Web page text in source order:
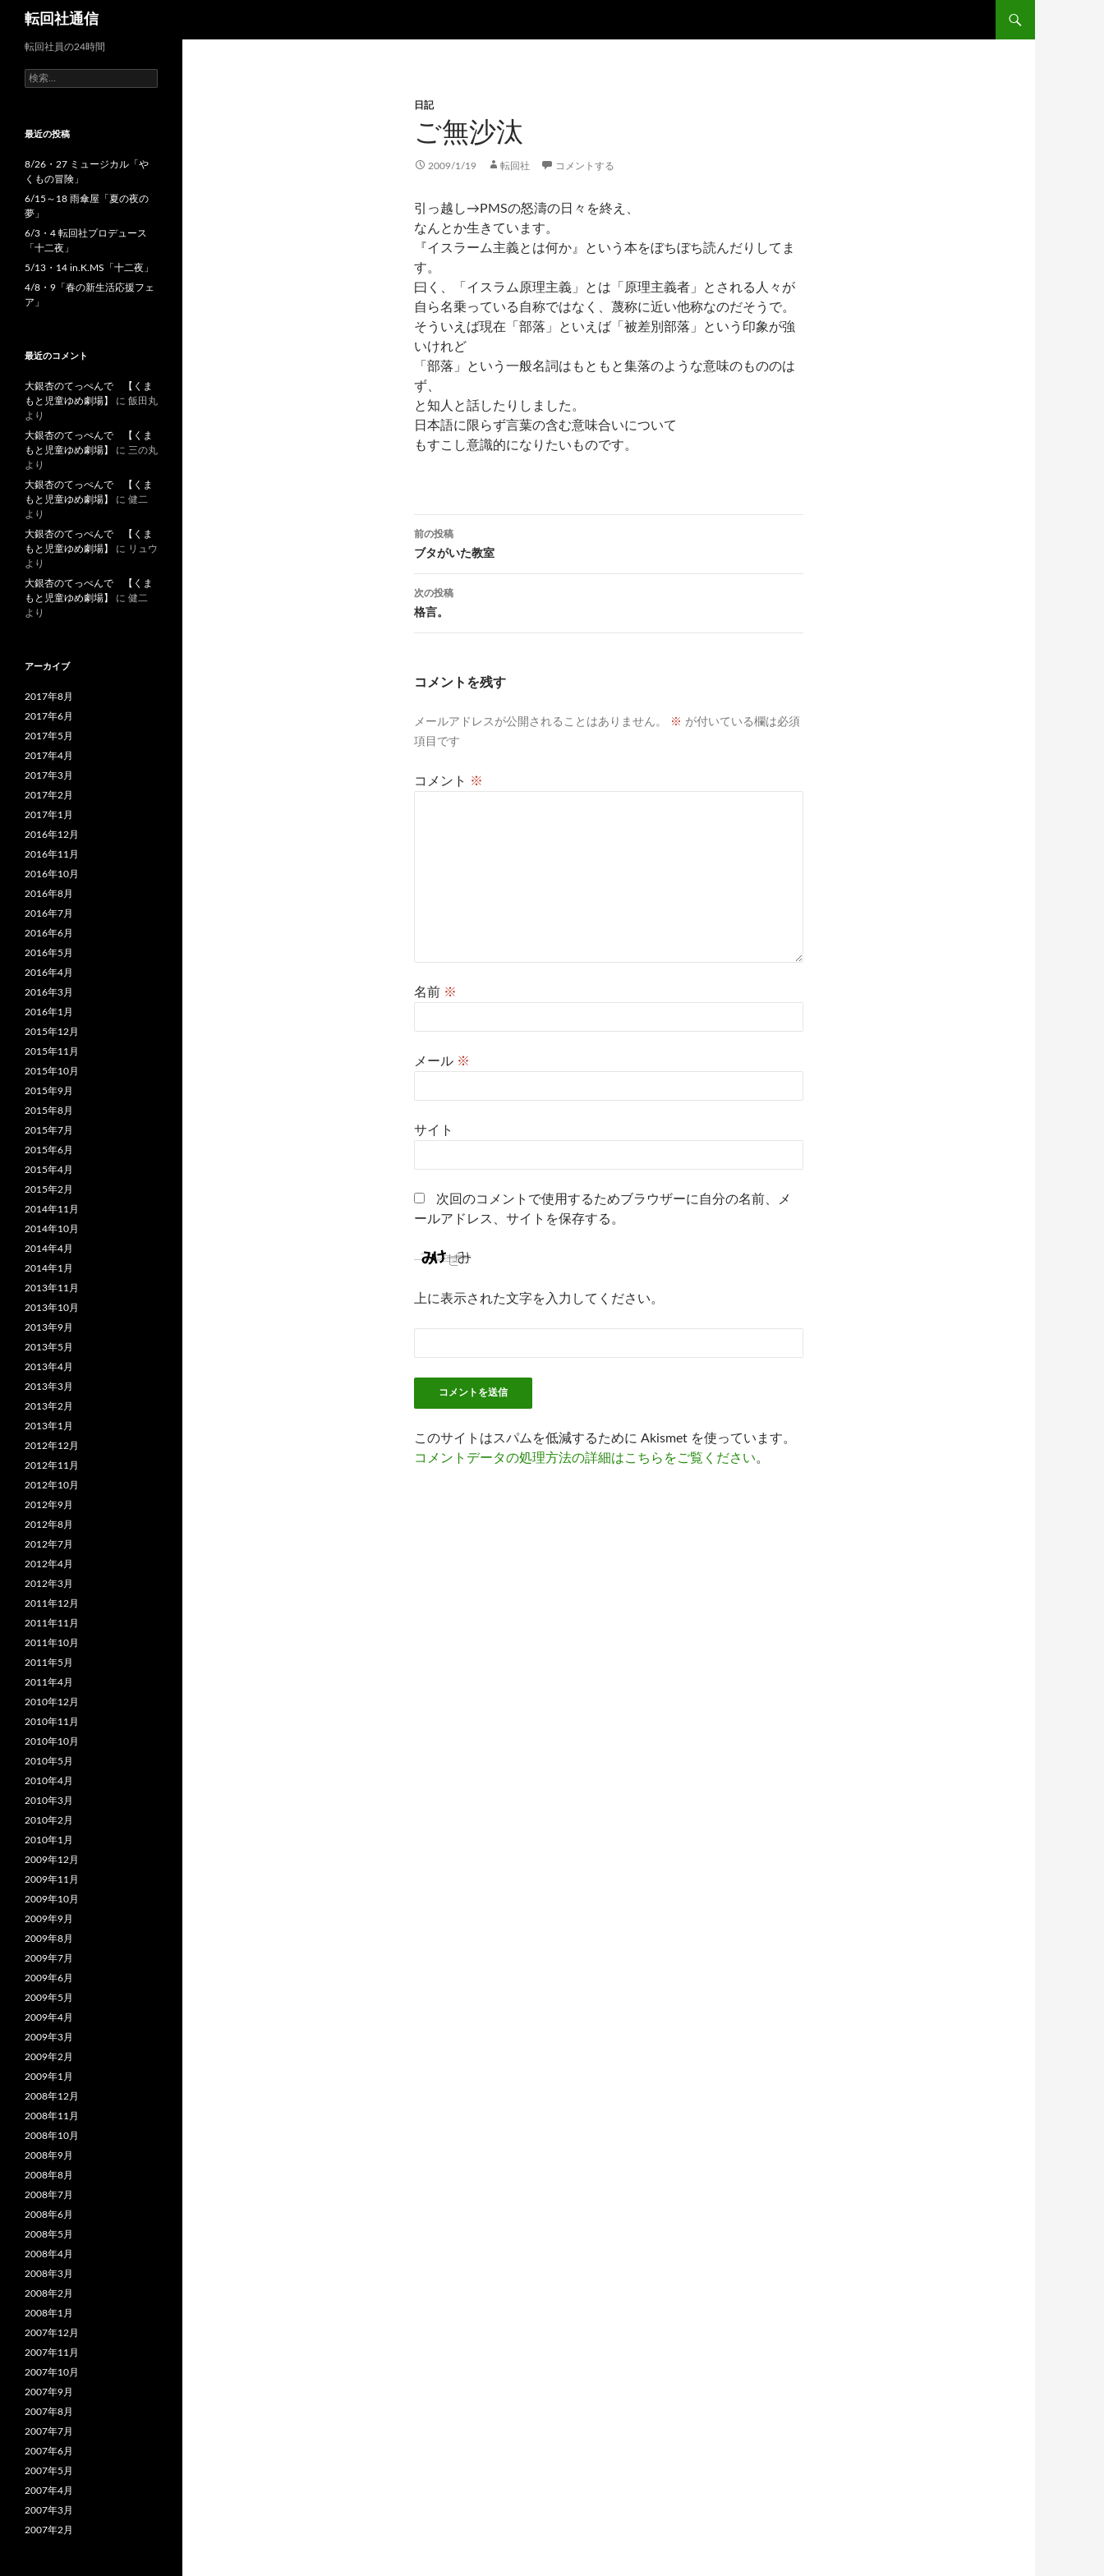
転回社通信
日記
ご無沙汰
2009/1/19 転回社 コメントする
引っ越し→PMSの怒濤の日々を終え、
なんとか生きています。
『イスラーム主義とは何か』という本をぼちぼち読んだりしてま
す。
曰く、「イスラム原理主義」とは「原理主義者」とされる人々が
自ら名乗っている自称ではなく、蔑称に近い他称なのだそうで。
そういえば現在「部落」といえば「被差別部落」という印象が強
いけれど
「部落」という一般名詞はもともと集落のような意味のもののは
ず、
と知人と話したりしました。
日本語に限らず言葉の含む意味合いについて
もすこし意識的になりたいものです。
投
稿
ナ
ビ
ョ
前の投稿
ブタがいた教室
次の投稿
格言。
コメントを残す
メールアドレスが公開されることはありません。 ※ が付いている欄は必須
項目です
コメント ※
名前 ※
メール ※
サイト
次回のコメントで使用するためブラウザーに自分の名前、メ
ールアドレス、サイトを保存する。
上に表示された文字を入力してください。
このサイトはスパムを低減するために Akismet を使っています。
コメントデータの処理方法の詳細はこちらをご覧ください。
転回社員の24時間
検
索:
最近の投稿
8/26・27 ミュージカル「や
くもの冒険」
6/15～18 雨傘屋「夏の夜の
夢」
6/3・4 転回社プロデュース
「十二夜」
5/13・14 in.K.MS「十二夜」
4/8・9「春の新生活応援フェ
ア」
最近のコメント
大銀杏のてっぺんで 【くま
もと児童ゆめ劇場】
に 飯田丸
より
大銀杏のてっぺんで 【くま
もと児童ゆめ劇場】
に 三の丸
より
大銀杏のてっぺんで 【くま
もと児童ゆめ劇場】
に 健二
より
大銀杏のてっぺんで 【くま
もと児童ゆめ劇場】
に リュウ
より
大銀杏のてっぺんで 【くま
もと児童ゆめ劇場】
に 健二
より
アーカイブ
2017年8月
2017年6月
2017年5月
2017年4月
2017年3月
2017年2月
2017年1月
2016年12月
2016年11月
2016年10月
2016年8月
2016年7月
2016年6月
2016年5月
2016年4月
2016年3月
2016年1月
2015年12月
2015年11月
2015年10月
2015年9月
2015年8月
2015年7月
2015年6月
2015年4月
2015年2月
2014年11月
2014年10月
2014年4月
2014年1月
2013年11月
2013年10月
2013年9月
2013年5月
2013年4月
2013年3月
2013年2月
2013年1月
2012年12月
2012年11月
2012年10月
2012年9月
2012年8月
2012年7月
2012年4月
2012年3月
2011年12月
2011年11月
2011年10月
2011年5月
2011年4月
2010年12月
2010年11月
2010年10月
2010年5月
2010年4月
2010年3月
2010年2月
2010年1月
2009年12月
2009年11月
2009年10月
2009年9月
2009年8月
2009年7月
2009年6月
2009年5月
2009年4月
2009年3月
2009年2月
2009年1月
2008年12月
2008年11月
2008年10月
2008年9月
2008年8月
2008年7月
2008年6月
2008年5月
2008年4月
2008年3月
2008年2月
2008年1月
2007年12月
2007年11月
2007年10月
2007年9月
2007年8月
2007年7月
2007年6月
2007年5月
2007年4月
2007年3月
2007年2月